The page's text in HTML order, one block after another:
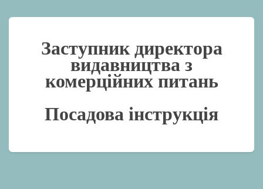
Заступник директора
видавництва з
комерційних питань
Посадова інструкція